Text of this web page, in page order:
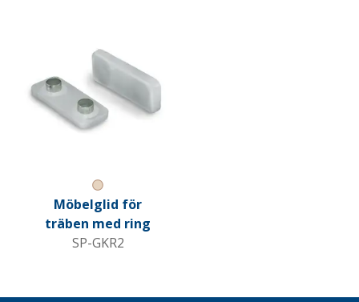
Natural
Möbelglid för
träben med ring
SP-GKR2